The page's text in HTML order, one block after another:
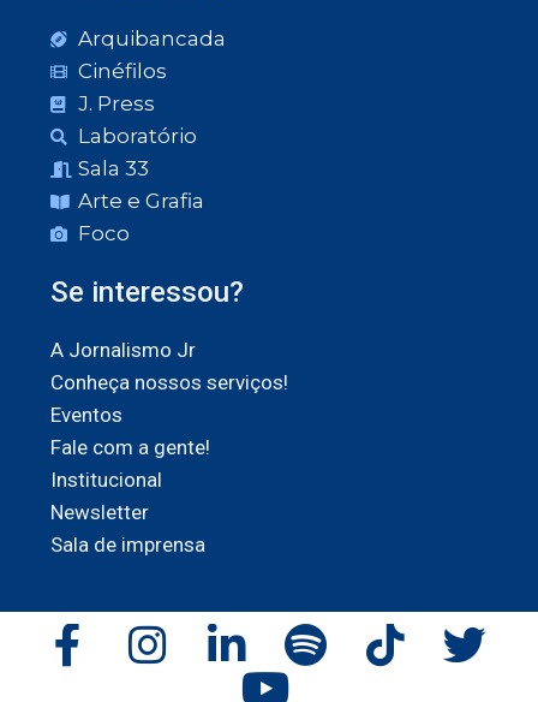
Arquibancada
Cinéfilos
J. Press
Laboratório
Sala 33
Arte e Grafia
Foco
Se interessou?
A Jornalismo Jr
Conheça nossos serviços!
Eventos
Fale com a gente!
Institucional
Newsletter
Sala de imprensa